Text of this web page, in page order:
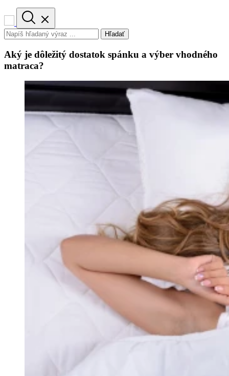
Hľadať
Aký je dôležitý dostatok spánku a výber vhodného
matraca?